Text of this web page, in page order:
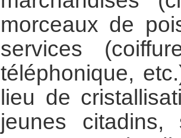
morceaux de
services
téléphonique,
lieu de
jeunes citadins,